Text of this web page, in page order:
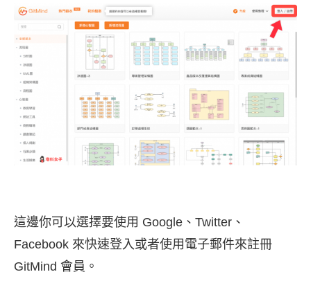
這邊你可以選擇要使用 Google、Twitter、
Facebook 來快速登入或者使用電子郵件來註冊
GitMind 會員。